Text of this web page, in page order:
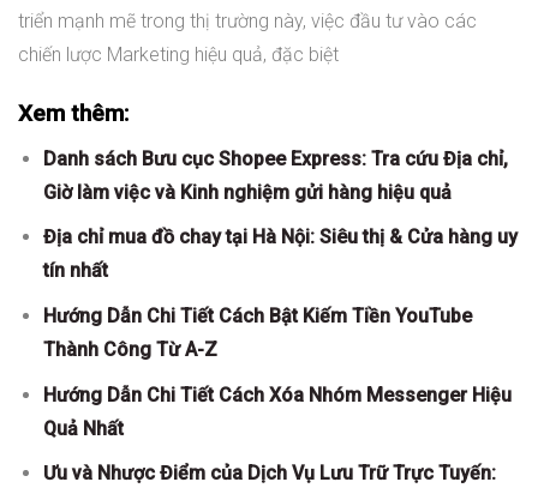
triển mạnh mẽ trong thị trường này, việc đầu tư vào các
chiến lược Marketing hiệu quả, đặc biệt
Xem thêm:
Danh sách Bưu cục Shopee Express: Tra cứu Địa chỉ,
Giờ làm việc và Kinh nghiệm gửi hàng hiệu quả
Địa chỉ mua đồ chay tại Hà Nội: Siêu thị & Cửa hàng uy
tín nhất
Hướng Dẫn Chi Tiết Cách Bật Kiếm Tiền YouTube
Thành Công Từ A-Z
Hướng Dẫn Chi Tiết Cách Xóa Nhóm Messenger Hiệu
Quả Nhất
Ưu và Nhược Điểm của Dịch Vụ Lưu Trữ Trực Tuyến: